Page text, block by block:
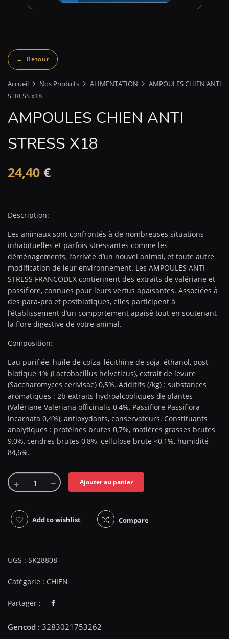
Accueil Nos Produits ALIMENTATION
AMPOULES CHIEN ANTI
STRESS x18
AMPOULES CHIEN ANTI
STRESS X18
24,40 €
Description:
Les animaux sont confrontés à de nombreuses situations
inhabituelles et parfois stressantes comme les
déménagements, l’arrivée d’un nouvel animal, et toute autre
modification de leur environnement. Les AMPOULES ANTI-
STRESS FRANCODEX contiennent des extraits de valériane et
passiflore, connues pour leurs vertus apaisantes. Associées à
des para-pro et postbiotiques, elles participent à
l’établissement d’un comportement apaisé tout en soutenant
la flore digestive de votre animal.
Composition:
Eau purifiée, huile de colza, lécithine de soja, éthanol, post-
biotique 1% (Lactobacillus helveticus), extrait de levure
(Saccharomyces cerivisae) 0,5%. Additifs (/kg) : substances
aromatiques : 2b extraits hydroalcooliques de plantes
(Valériane Valeriana officinalis 0,4%, Passiflore Passiflora
incarnata 0,4%), antioxydants, conservateurs. Constituants
analytiques : protéines brutes 0,7%, matières grasses brutes
9,0%, cendres brutes 0,8%, cellulose brute <0,1%, humidité
84,6%.
Ajouter au panier
Add to wishlist Compare
UGS : SK28808
Catégorie : CHIEN
Partager :